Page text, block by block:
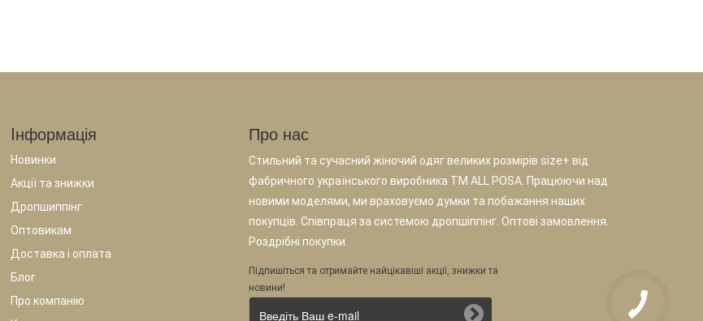
Iнформація
Новинки
Акції та знижки
Дропшиппінг
Оптовикам
Доставка і оплата
Блог
Про компанію
Про нас
Стильний та сучасний жіночий одяг великих розмірів size+ від
фабричного українського виробника TM ALL POSA. Працюючи над
новими моделями, ми враховуємо думки та побажання наших
покупців. Співпраця за системою дропшіппінг. Оптові замовлення.
Роздрібні покупки.
Підпишіться та отримайте найцікавіші акції, знижки та
новини!